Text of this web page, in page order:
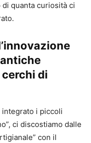
quanta curiosità ci
di
integrato i piccoli
ci discostiamo dalle
con il